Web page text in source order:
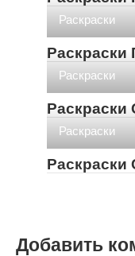
Раскраски
Раскраски
Раскраски
Раскраски
Раскраски
Добавить